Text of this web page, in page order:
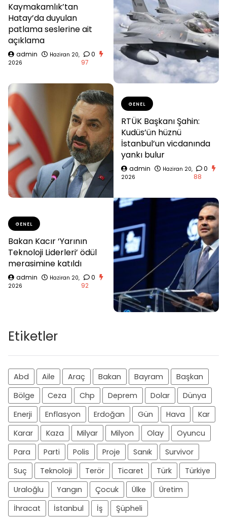
Kaymakamlık’tan
Hatay’da duyulan
patlama seslerine ait
açıklama
admin
Haziran 20,
2026
0
97
GENEL
RTÜK Başkanı Şahin:
Kudüs’ün hüznü
İstanbul’un vicdanında
yankı bulur
admin
Haziran 20,
2026
0
88
GENEL
Bakan Kacır ‘Yarının
Teknoloji Liderleri’ ödül
merasimine katıldı
admin
Haziran 20,
2026
0
92
Etiketler
Abd Aile Araç Bakan Bayram
Başkan
Bölge
Ceza Chp Deprem Dolar
Dünya
Enerji
Enflasyon Erdoğan Gün Hava
Kar
Karar
Kaza Milyar Milyon Olay
Oyuncu
Para
Parti Polis Proje Sanık
Survivor
Suç
Teknoloji Terör Ticaret Türk
Türkiye
Uraloğlu
Yangın Çocuk Ülke
Üretim
İhracat
İstanbul İş Şüpheli